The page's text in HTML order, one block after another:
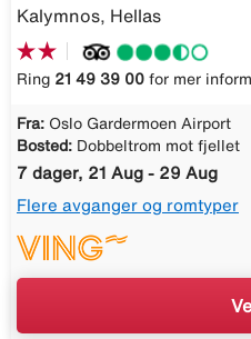
Kalymnos, Hellas
Ring 21 49 39 00 for mer
Fra: Oslo Gardermoen Airport
Bosted: Dobbeltrom mot fjellet
7 dager, 21 Aug - 29 Aug
Flere avganger og romtyper